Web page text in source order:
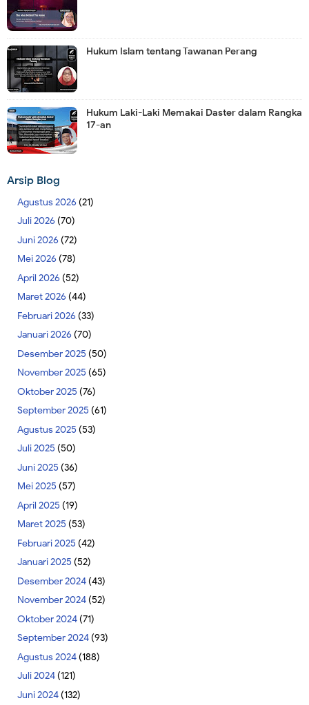
Hukum Islam tentang Tawanan Perang
Hukum Laki-Laki Memakai Daster dalam Rangka
17-an
Arsip Blog
Agustus 2026 (21)
Juli 2026 (70)
Juni 2026 (72)
Mei 2026 (78)
April 2026 (52)
Maret 2026 (44)
Februari 2026 (33)
Januari 2026 (70)
Desember 2025 (50)
November 2025 (65)
Oktober 2025 (76)
September 2025 (61)
Agustus 2025 (53)
Juli 2025 (50)
Juni 2025 (36)
Mei 2025 (57)
April 2025 (19)
Maret 2025 (53)
Februari 2025 (42)
Januari 2025 (52)
Desember 2024(43)
November 2024(52)
Oktober 2024(71)
September 2024(93)
Agustus 2024(188)
Juli 2024(121)
Juni 2024(132)